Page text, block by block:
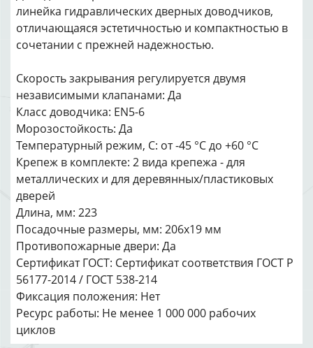
линейка гидравлических дверных доводчиков,
отличающаяся эстетичностью и компактностью в
сочетании с прежней надежностью.
Скорость закрывания регулируется двумя
независимыми клапанами: Да
Класс доводчика: EN5-6
Морозостойкость: Да
Температурный режим, С: от -45 °С до +60 °С
Крепеж в комплекте: 2 вида крепежа - для
металлических и для деревянных/пластиковых
дверей
Длина, мм: 223
Посадочные размеры, мм: 206х19 мм
Противопожарные двери: Да
Сертификат ГОСТ: Сертификат соответствия ГОСТ Р
56177-2014 / ГОСТ 538-214
Фиксация положения: Нет
Ресурс работы: Не менее 1 000 000 рабочих
циклов